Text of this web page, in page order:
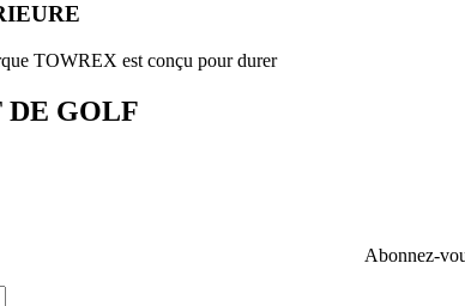
TOWREX est conçu pour durer
GOLF
Abonnez-